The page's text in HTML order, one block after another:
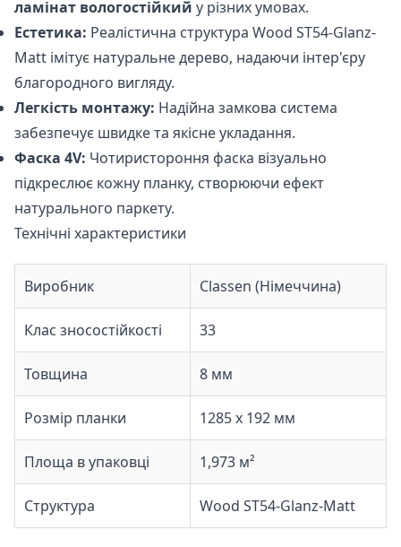
ламінат вологостійкий у різних умовах.
Естетика: Реалістична структура Wood ST54-Glanz-
Matt імітує натуральне дерево, надаючи інтер'єру
благородного вигляду.
Легкість монтажу: Надійна замкова система
забезпечує швидке та якісне укладання.
Фаска 4V: Чотиристороння фаска візуально
підкреслює кожну планку, створюючи ефект
натурального паркету.
Технічні характеристики
Виробник Classen (Німеччина)
Клас зносостійкості 33
Товщина 8 мм
Розмір планки 1285 x 192 мм
Площа в упаковці 1,973 м²
Структура Wood ST54-Glanz-Matt